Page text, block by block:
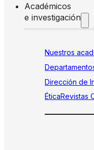
Académicos
e investigación
Nuestros
Dirección de
ÉticaRevistas